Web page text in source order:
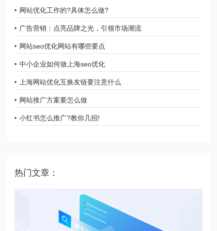
网站优化工作的?具体怎么做?
广告营销：点亮品牌之光，引领市场潮流
网站seo优化网站有哪些要点
中小企业如何做上海seo优化
上海网站优化互换友链要注意什么
网站推广方案要怎么做
小红书怎么推广?教你几招!
热门文章：